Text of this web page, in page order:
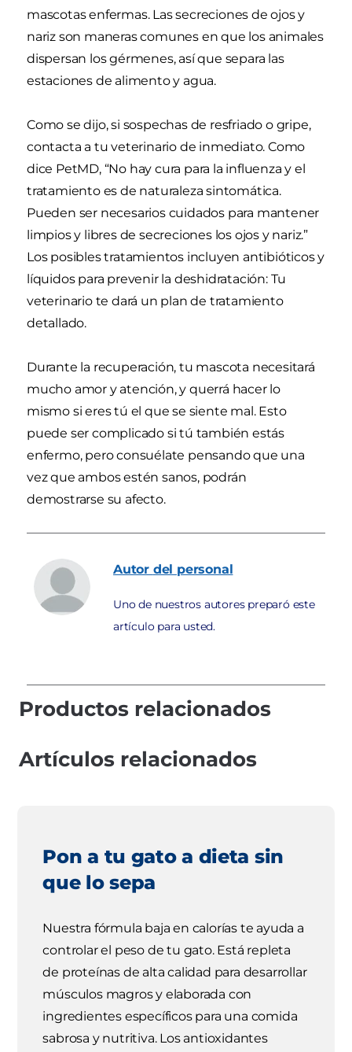
mascotas enfermas. Las secreciones de ojos y
nariz son maneras comunes en que los animales
dispersan los gérmenes, así que separa las
estaciones de alimento y agua.
Como se dijo, si sospechas de resfriado o gripe,
contacta a tu veterinario de inmediato. Como
dice PetMD, “No hay cura para la influenza y el
tratamiento es de naturaleza sintomática.
Pueden ser necesarios cuidados para mantener
limpios y libres de secreciones los ojos y nariz.”
Los posibles tratamientos incluyen antibióticos y
líquidos para prevenir la deshidratación: Tu
veterinario te dará un plan de tratamiento
detallado.
Durante la recuperación, tu mascota necesitará
mucho amor y atención, y querrá hacer lo
mismo si eres tú el que se siente mal. Esto
puede ser complicado si tú también estás
enfermo, pero consuélate pensando que una
vez que ambos estén sanos, podrán
demostrarse su afecto.
Autor del personal
Uno de nuestros autores preparó este
artículo para usted.
Productos relacionados
Artículos relacionados
Pon a tu gato a dieta sin
que lo sepa
Nuestra fórmula baja en calorías te ayuda a
controlar el peso de tu gato. Está repleta
de proteínas de alta calidad para desarrollar
músculos magros y elaborada con
ingredientes específicos para una comida
sabrosa y nutritiva. Los antioxidantes